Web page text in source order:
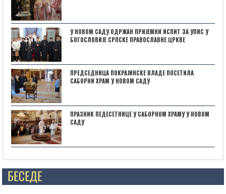
У НОВОМ САДУ ОДРЖАН ПРИЈЕМНИ ИСПИТ ЗА УПИС У
БОГОСЛОВИЈЕ СРПСКЕ ПРАВОСЛАВНЕ ЦРКВЕ
ПРЕДСЕДНИЦА ПОКРАЈИНСКЕ ВЛАДЕ ПОСЕТИЛА
САБОРНИ ХРАМ У НОВОМ САДУ
ПРАЗНИК ПЕДЕСЕТНИЦЕ У САБОРНОМ ХРАМУ У НОВОМ
САДУ
Posts not found